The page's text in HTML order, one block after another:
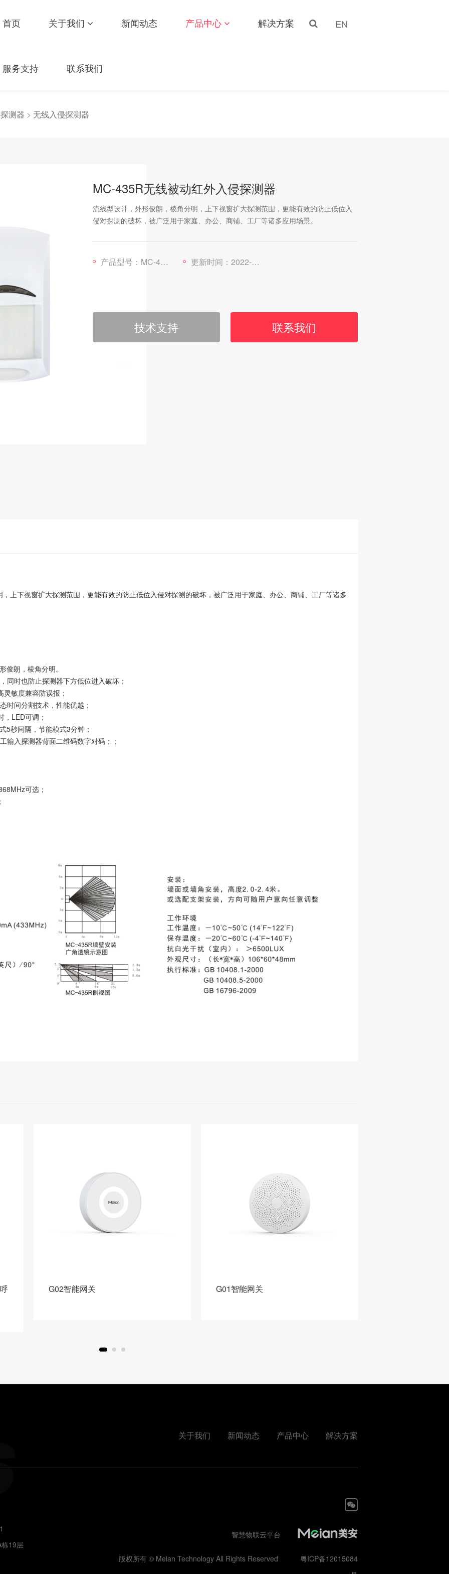
首页 关于我们 新闻动态 产品中心 解决方案
服务支持 联系我们
EN
探测器 > 无线入侵探测器
MC-435R无线被动红外入侵探测器
流线型设计，外形俊朗，棱角分明，上下视窗扩大探测范围，更能有效的防止低位入
侵对探测的破坏，被广泛用于家庭、办公、商铺、工厂等诸多应用场景。
产品型号：MC-435R 更新时间：2022-03-14
技术支持 联系我们
上下视窗扩大探测范围，更能有效的防止低位入侵对探测的破坏，被广泛用于家庭、办公、商铺、工厂等诸多
俊朗，棱角分明。
同时也防止探测器下方低位进入破坏；
敏度兼容防误报；
时间分割技术，性能优越；
LED可调；
5秒间隔，节能模式3分钟；
输入探测器背面二维码数字对码；；
可选；
G01智能网关
EM-07-4GAI智能语音可视版一键呼
关于我们 新闻动态 产品中心 解决方案
19层
智慧物联云平台
版权所有 © Meian Technology All Rights Reserved
粤ICP备12015084